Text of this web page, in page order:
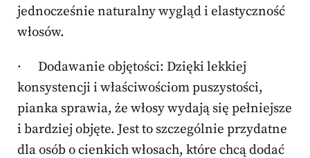
jednocześnie naturalny wygląd i elastyczność
włosów.
· Dodawanie objętości: Dzięki lekkiej
konsystencji i właściwościom puszystości,
pianka sprawia, że włosy wydają się pełniejsze
i bardziej objęte. Jest to szczególnie przydatne
dla osób o cienkich włosach, które chcą dodać